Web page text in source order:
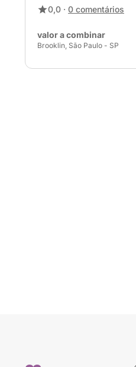
0,0 · 0 comentários
valor a combinar
Brooklin, São Paulo - SP